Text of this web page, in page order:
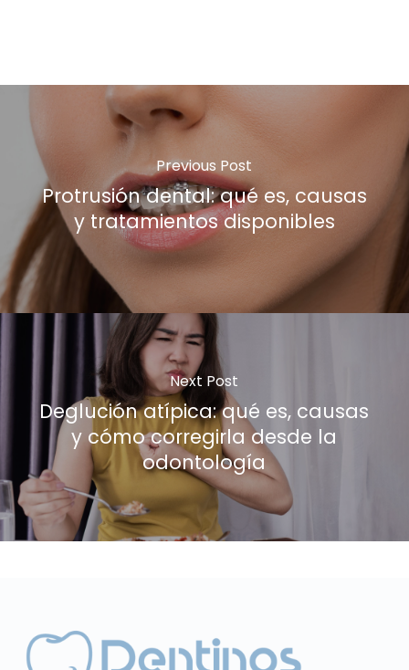
Previous Post
Protrusión dental: qué es, causas
y tratamientos disponibles
Next Post
Deglución atípica: qué es, causas
y cómo corregirla desde la
odontología